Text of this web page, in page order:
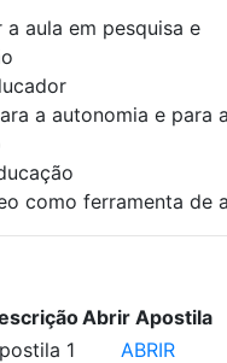
a aula em pesquisa e
a autonomia e para a
como ferramenta de
Abrir Apostila
1
ABRIR